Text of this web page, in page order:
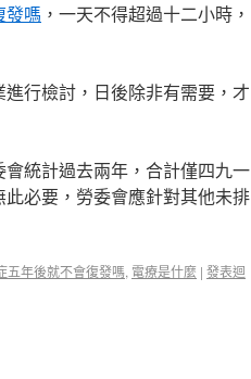
發嗎 ，一天不得超過十二小時，
行檢討，日後除非有需要，才
統計過去兩年，合計僅四九一
必要，勞委會應針對其他未排
五年後就不會復發嗎, 電療是什麼 | 發表迴